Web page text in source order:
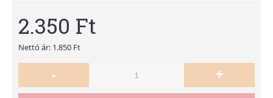
2.350 Ft
Nettó ár: 1.850 Ft
- +